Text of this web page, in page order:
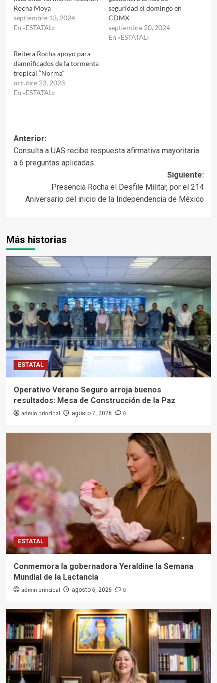
Rocha Moya
septiembre 13, 2024
En «ESTATAL»
seguridad el domingo en
CDMX
septiembre 20, 2024
En «ESTATAL»
Reitera Rocha apoyo para
damnificados de la tormenta
tropical “Norma”
octubre 23, 2023
En «ESTATAL»
Navegación
de
entradas
Anterior:
Consulta a UAS recibe respuesta afirmativa mayoritaria
a 6 preguntas aplicadas
Siguiente:
Presencia Rocha el Desfile Militar, por el 214
Aniversario del inicio de la Independencia de México
Más historias
ESTATAL
Operativo Verano Seguro arroja buenos
resultados: Mesa de Construcción de la Paz
admin principal agosto 7, 2026 0
ESTATAL
Conmemora la gobernadora Yeraldine la Semana
Mundial de la Lactancia
admin principal agosto 6, 2026 0